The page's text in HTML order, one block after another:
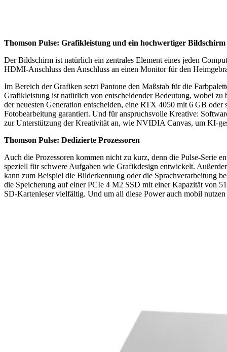
Thomson Pulse: Grafikleistung und ein hochwertiger Bildschirm
Der Bildschirm ist natürlich ein zentrales Element eines jeden
HDMI-Anschluss den Anschluss an einen Monitor für den
Im Bereich der Grafiken setzt Pantone den Maßstab für die
Grafikleistung ist natürlich von entscheidender Bedeutung, wobei
der neuesten Generation entscheiden, eine RTX 4050 mit 6 GB
Fotobearbeitung garantiert. Und für anspruchsvolle Kreative:
zur Unterstützung der Kreativität an, wie NVIDIA Canvas, um KI-
Thomson Pulse: Dedizierte Prozessoren
Auch die Prozessoren kommen nicht zu kurz, denn die Pulse-Serie
speziell für schwere Aufgaben wie Grafikdesign entwickelt.
kann zum Beispiel die Bilderkennung oder die Sprachverarbeitung
die Speicherung auf einer PCIe 4 M2 SSD mit einer Kapazität von
SD-Kartenleser vielfältig. Und um all diese Power auch mobil